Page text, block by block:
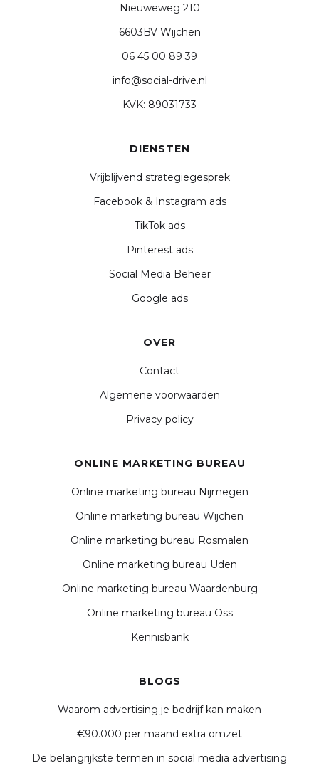
Nieuweweg 210
6603BV Wijchen
06 45 00 89 39
info@social-drive.nl
KVK: 89031733
DIENSTEN
Vrijblijvend strategiegesprek
Facebook & Instagram ads
TikTok ads
Pinterest ads
Social Media Beheer
Google ads
OVER
Contact
Algemene voorwaarden
Privacy policy
ONLINE MARKETING BUREAU
Online marketing bureau Nijmegen
Online marketing bureau Wijchen
Online marketing bureau Rosmalen
Online marketing bureau Uden
Online marketing bureau Waardenburg
Online marketing bureau Oss
Kennisbank
BLOGS
Waarom advertising je bedrijf kan maken
€90.000 per maand extra omzet
De belangrijkste termen in social media advertising